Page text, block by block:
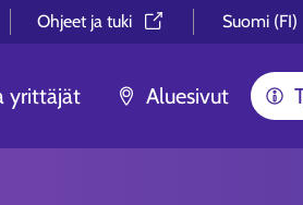
Ohjeet ja tuki⁠
Suomi (FI)
yrittäjät Aluesivut